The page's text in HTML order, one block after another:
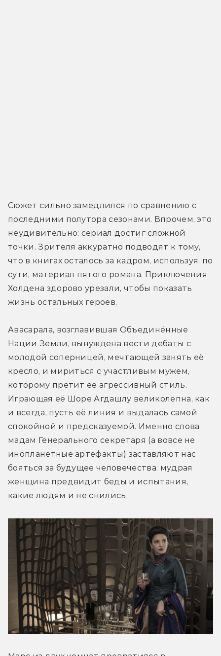
Сюжет сильно замедлился по сравнению с
последними полутора сезонами. Впрочем, это
неудивительно: сериал достиг сложной
точки. Зрителя аккуратно подводят к тому,
что в книгах осталось за кадром, используя, по
сути, материал пятого романа. Приключения
Холдена здорово урезали, чтобы показать
жизнь остальных героев.
Авасарала, возглавившая Объединённые
Нации Земли, вынуждена вести дебаты с
молодой соперницей, мечтающей занять её
кресло, и мириться с участливым мужем,
которому претит её агрессивный стиль.
Играющая её Шоре Агдашлу великолепна, как
и всегда, пусть её линия и выдалась самой
спокойной и предсказуемой. Именно слова
мадам Генерального секретаря (а вовсе не
инопланетные артефакты) заставляют нас
бояться за будущее человечества: мудрая
женщина предвидит беды и испытания,
какие людям и не снились.